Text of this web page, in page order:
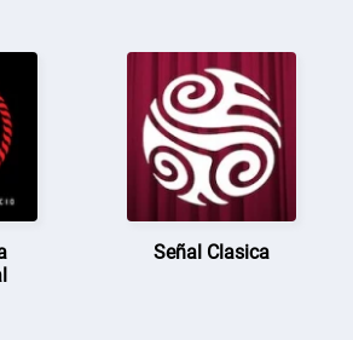
Señal Clasica